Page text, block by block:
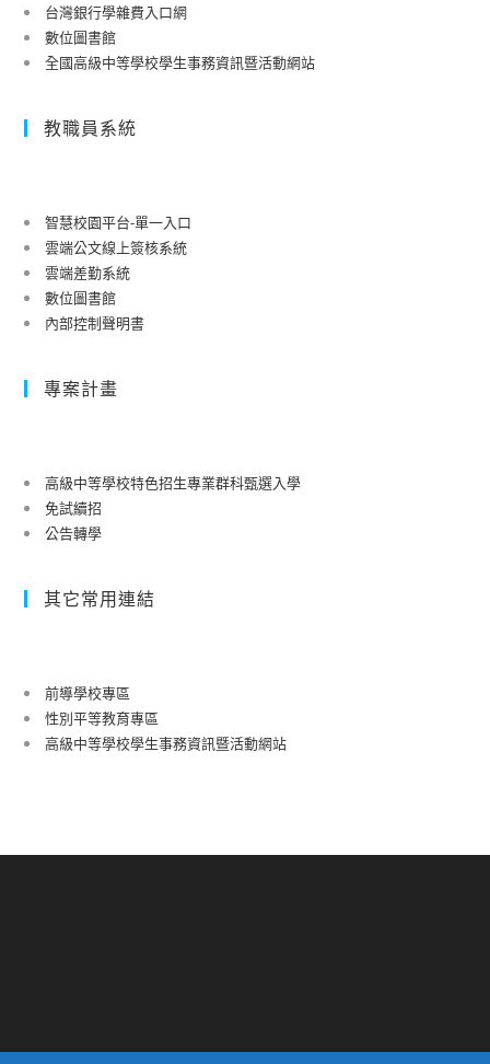
台灣銀行學雜費入口網
數位圖書館
全國高級中等學校學生事務資訊暨活動網站
教職員系統
智慧校園平台-單一入口
雲端公文線上簽核系統
雲端差勤系統
數位圖書館
內部控制聲明書
專案計畫
高級中等學校特色招生專業群科甄選入學
免試續招
公告轉學
其它常用連結
前導學校專區
性別平等教育專區
高級中等學校學生事務資訊暨活動網站